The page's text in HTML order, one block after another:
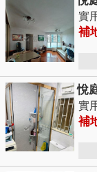
實
補
悅
實
補